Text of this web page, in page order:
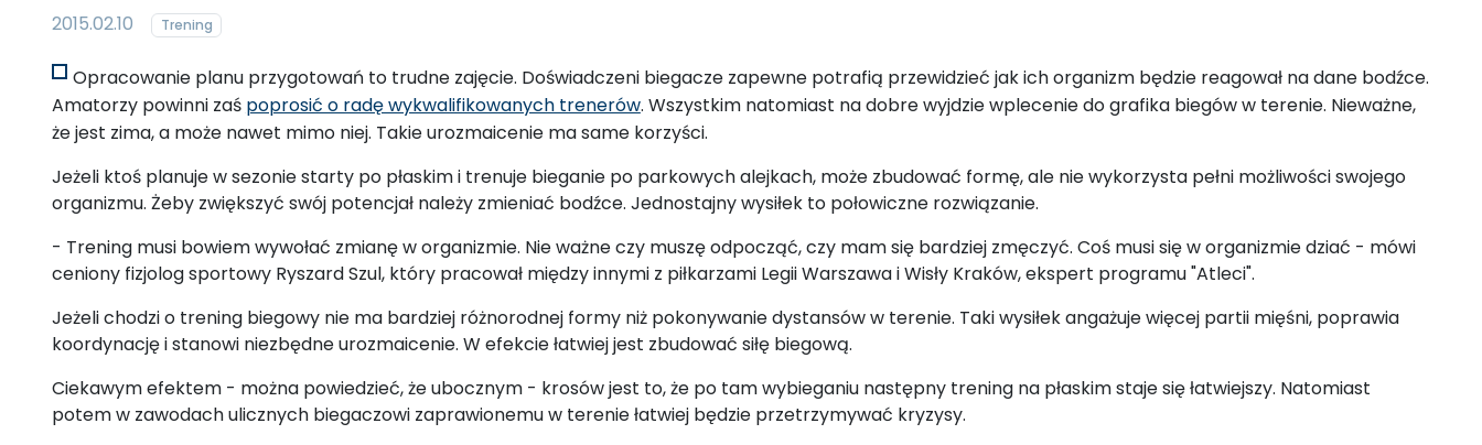
2015.02.10 Trening
Opracowanie planu przygotowań to trudne zajęcie. Doświadczeni biegacze zapewne potrafią przewidzieć jak ich organizm będzie reagował na dane bodźce.
Amatorzy powinni zaś poprosić o radę wykwalifikowanych trenerów. Wszystkim natomiast na dobre wyjdzie wplecenie do grafika biegów w terenie. Nieważne,
że jest zima, a może nawet mimo niej. Takie urozmaicenie ma same korzyści.
Jeżeli ktoś planuje w sezonie starty po płaskim i trenuje bieganie po parkowych alejkach, może zbudować formę, ale nie wykorzysta pełni możliwości swojego
organizmu. Żeby zwiększyć swój potencjał należy zmieniać bodźce. Jednostajny wysiłek to połowiczne rozwiązanie.
- Trening musi bowiem wywołać zmianę w organizmie. Nie ważne czy muszę odpocząć, czy mam się bardziej zmęczyć. Coś musi się w organizmie dziać - mówi
ceniony fizjolog sportowy Ryszard Szul, który pracował między innymi z piłkarzami Legii Warszawa i Wisły Kraków, ekspert programu "Atleci".
Jeżeli chodzi o trening biegowy nie ma bardziej różnorodnej formy niż pokonywanie dystansów w terenie. Taki wysiłek angażuje więcej partii mięśni, poprawia
koordynację i stanowi niezbędne urozmaicenie. W efekcie łatwiej jest zbudować siłę biegową.
Ciekawym efektem - można powiedzieć, że ubocznym - krosów jest to, że po tam wybieganiu następny trening na płaskim staje się łatwiejszy. Natomiast
potem w zawodach ulicznych biegaczowi zaprawionemu w terenie łatwiej będzie przetrzymywać kryzysy.